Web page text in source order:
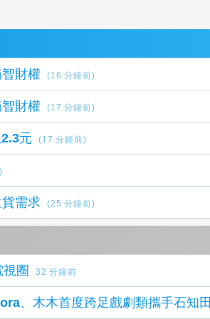
財權 (16 分鐘前)
財權 (17 分鐘前)
元 (17 分鐘前)
需求 (25 分鐘前)
圈 32 分鐘前
、木木首度跨足戲劇類攜手石知田